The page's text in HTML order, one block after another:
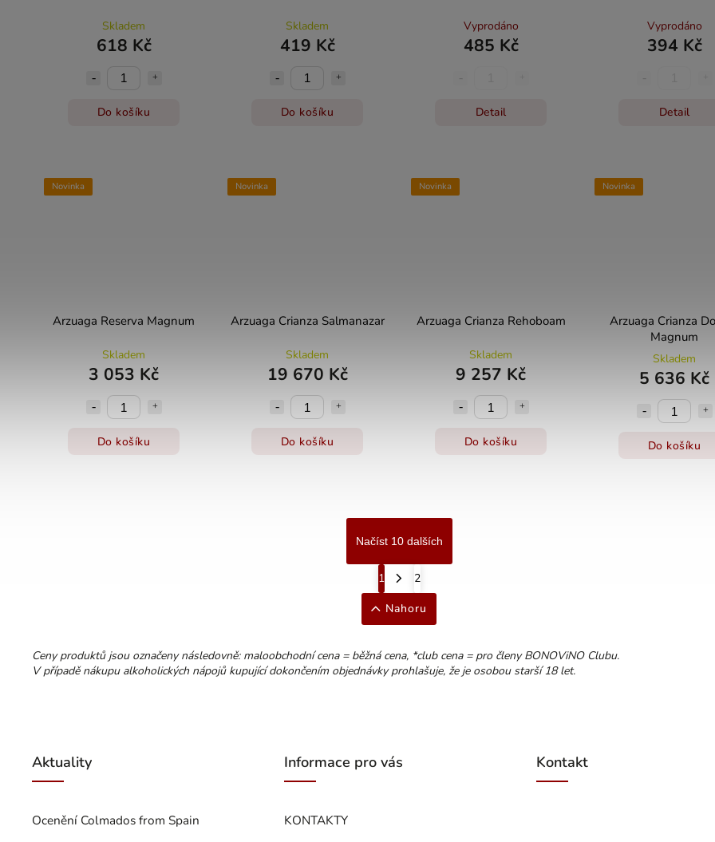
Skladem
618 Kč
Do košíku
Skladem
419 Kč
Do košíku
Vyprodáno
485 Kč
Detail
Vyprodáno
394 Kč
Detail
Novinka
Arzuaga Reserva Magnum
Skladem
3 053 Kč
Do košíku
Novinka
Arzuaga Crianza Salmanazar
Skladem
19 670 Kč
Do košíku
Novinka
Arzuaga Crianza Rehoboam
Skladem
9 257 Kč
Do košíku
Novinka
Arzuaga Crianza
Magnum
Skladem
5 636 Kč
Do košíku
Načíst 10 dalších
1
2
Nahoru
Ceny produktů jsou označeny následovně: maloobchodní cena = běžná cena, *club cena = pro členy BONOViNO Clubu.
V případě nákupu alkoholických nápojů kupující dokončením objednávky prohlašuje, že je osobou starší 18 let.
Aktuality
Ocenění Colmados from Spain
Informace pro vás
KONTAKTY
Kontakt